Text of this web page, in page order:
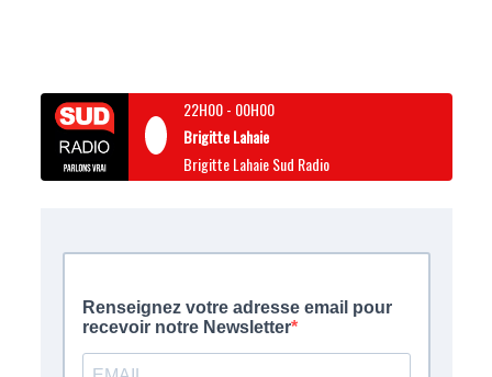
22H00- 00H00
Brigitte Lahaie
Brigitte Lahaie Sud Radio